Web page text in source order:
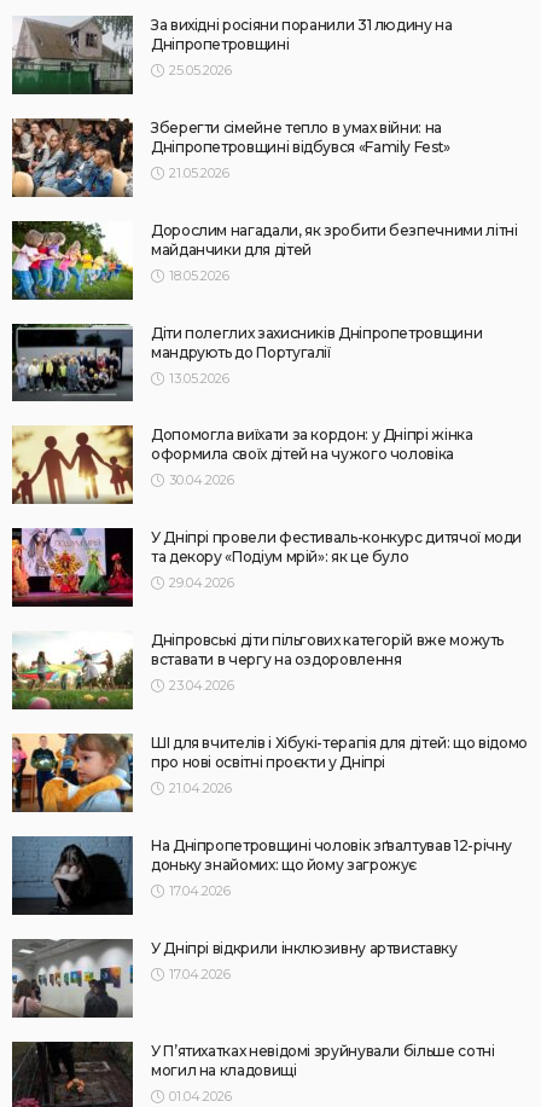
За вихідні росіяни поранили 31 людину на
Дніпропетровщині
25.05.2026
Зберегти сімейне тепло в умах війни: на
Дніпропетровщині відбувся «Family Fest»
21.05.2026
Дорослим нагадали, як зробити безпечними літні
майданчики для дітей
18.05.2026
Діти полеглих захисників Дніпропетровщини
мандрують до Португалії
13.05.2026
Допомогла виїхати за кордон: у Дніпрі жінка
оформила своїх дітей на чужого чоловіка
30.04.2026
У Дніпрі провели фестиваль-конкурс дитячої моди
та декору «Подіум мрій»: як це було
29.04.2026
Дніпровські діти пільгових категорій вже можуть
вставати в чергу на оздоровлення
23.04.2026
ШІ для вчителів і Хібукі-терапія для дітей: що відомо
про нові освітні проєкти у Дніпрі
21.04.2026
На Дніпропетровщині чоловік зґвалтував 12-річну
доньку знайомих: що йому загрожує
17.04.2026
У Дніпрі відкрили інклюзивну артвиставку
17.04.2026
У П’ятихатках невідомі зруйнували більше сотні
могил на кладовищі
01.04.2026